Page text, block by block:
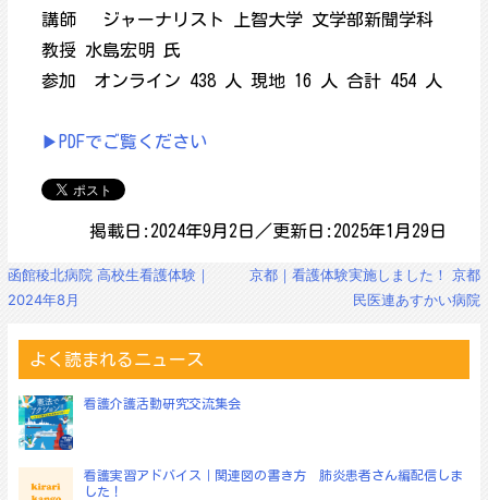
講師 ジャーナリスト 上智大学 文学部新聞学科
教授 水島宏明 氏
参加 オンライン 438 人 現地 16 人 合計 454 人
▶PDFでご覧ください
掲載日:2024年9月2日／更新日:2025年1月29日
投
稿
ー
シ
ョ
ン
函館稜北病院 高校生看護体験｜
2024年8月
京都｜看護体験実施しました！ 京都
民医連あすかい病院
よく読まれるニュース
看護介護活動研究交流集会
看護実習アドバイス｜関連図の書き方 肺炎患者さん編配信しま
した！